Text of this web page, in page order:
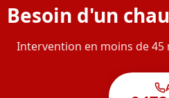
Besoin d'un
Intervention en moins de 45